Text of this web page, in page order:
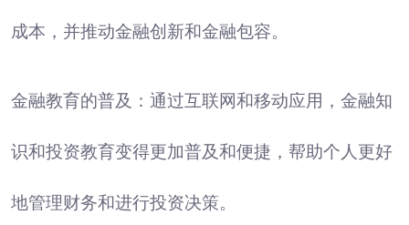
成本，并推动金融创新和金融包容。
金融教育的普及：通过互联网和移动应用，金融知
识和投资教育变得更加普及和便捷，帮助个人更好
地管理财务和进行投资决策。